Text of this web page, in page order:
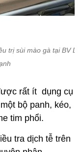
trị sùi mào gà tại BV
rất ít dụng cụ
bộ panh, kéo,
tim phổi.
tra dịch tễ trên